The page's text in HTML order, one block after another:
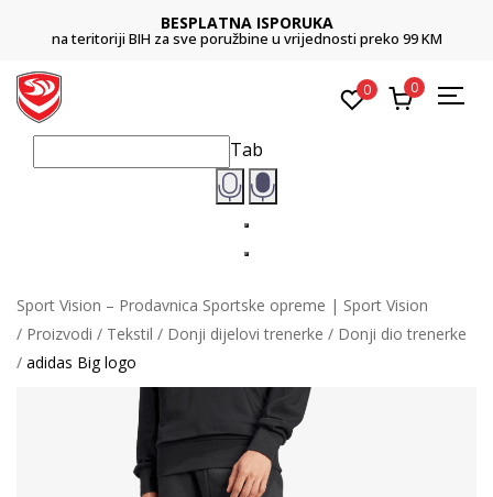
BESPLATNA ISPORUKA
na teritoriji BIH za sve poružbine u vrijednosti preko 99 KM
0 0
Tab
Sport Vision – Prodavnica Sportske opreme | Sport Vision
Proizvodi
Tekstil Donji dijelovi trenerke
Donji dio trenerke
adidas Big logo